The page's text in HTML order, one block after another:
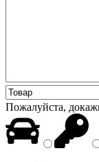
Пожалуйста,